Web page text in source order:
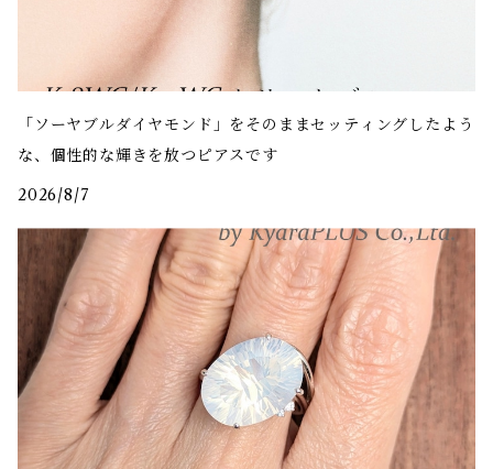
「ソーヤブルダイヤモンド」をそのままセッティングしたよう
な、個性的な輝きを放つピアスです
2026/8/7